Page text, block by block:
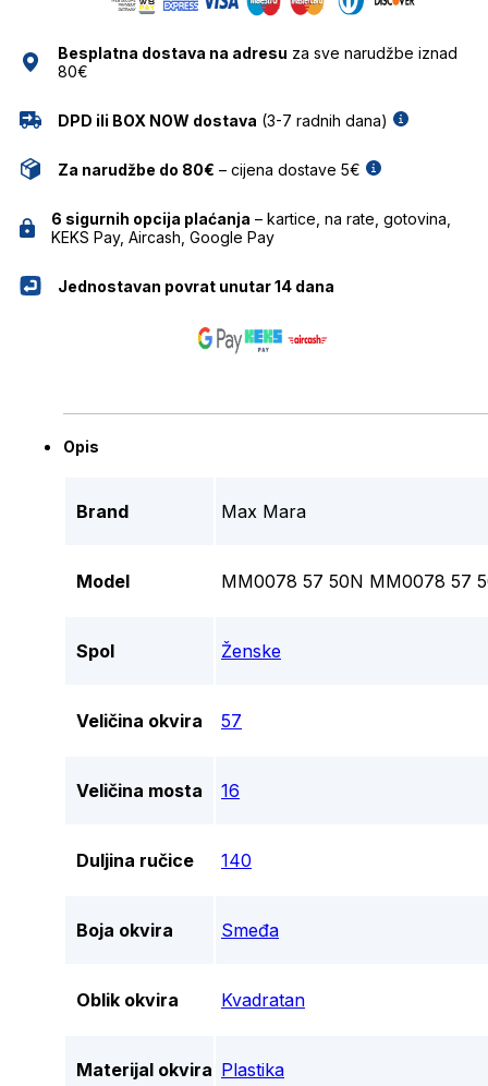
Besplatna dostava na adresu za sve narudžbe iznad
80€
DPD ili BOX NOW dostava (3-7 radnih dana)
Za narudžbe do 80€ – cijena dostave 5€
6 sigurnih opcija plaćanja – kartice, na rate, gotovina,
KEKS Pay, Aircash, Google Pay
Jednostavan povrat unutar 14 dana
Opis
Brand Max Mara
Model MM0078 57 50N MM0078 57
Spol Ženske
Veličina okvira 57
Veličina mosta 16
Duljina ručice 140
Boja okvira Smeđa
Oblik okvira Kvadratan
Materijal okvira Plastika